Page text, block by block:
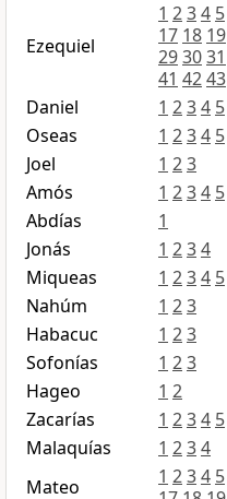
Ezequiel
1 234 5
17 18 19
293031
41 4243
Daniel
1 234 5
Oseas
1 234 5
Joel
1 23
Amós
1 234 5
Abdías
1
Jonás
1 234
Miqueas
1 234 5
Nahúm
1 23
Habacuc
1 23
Sofonías
1 23
Hageo
1 2
Zacarías
1 234 5
Malaquías
1 234
Mateo
1 234 5